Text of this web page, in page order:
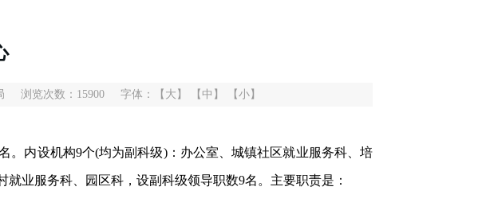
浏览次数： 15900 字体： 【大】 【中】 【小】
。内设机构9个(均为副科级)：办公室、城镇社区就业服务科、培
业服务科、园区科，设副科级领导职数9名。主要职责是：